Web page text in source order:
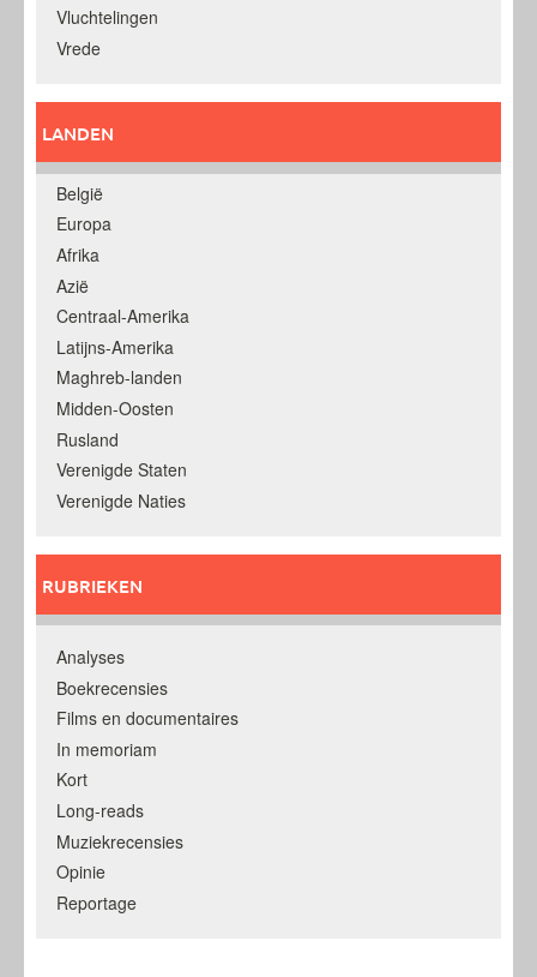
Vluchtelingen
Vrede
LANDEN
België
Europa
Afrika
Azië
Centraal-Amerika
Latijns-Amerika
Maghreb-landen
Midden-Oosten
Rusland
Verenigde Staten
Verenigde Naties
RUBRIEKEN
Analyses
Boekrecensies
Films en documentaires
In memoriam
Kort
Long-reads
Muziekrecensies
Opinie
Reportage